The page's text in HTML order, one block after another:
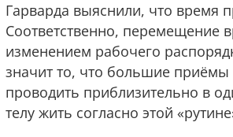
Гарварда выяснили, что время
Соответственно,
изменением рабочего
значит то, что большие
проводить приблизительно в
телу жить согласно этой